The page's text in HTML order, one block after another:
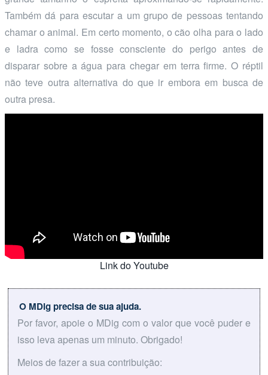
Também dá para escutar a um grupo de pessoas tentando
chamar o animal. Em certo momento, o cão olha para o lado
e ladra como se fosse consciente do perigo antes de
disparar sobre a água para chegar em terra firme. O réptil
não teve outra alternativa do que ir embora em busca de
outra presa.
Link do Youtube
O MDig precisa de sua ajuda.
Por favor, apoie o MDig com o valor que você puder e
isso leva apenas um minuto. Obrigado!
Meios de fazer a sua contribuição: